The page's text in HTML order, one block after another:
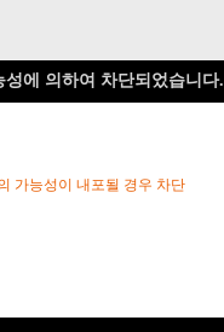
에 의하여 차단되었습니다.
가능성이 내포될 경우 차단